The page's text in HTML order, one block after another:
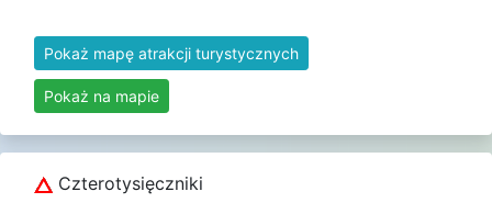
Pokaż mapę atrakcji turystycznych
Pokaż na mapie
Czterotysięczniki